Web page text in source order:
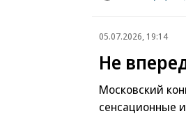
05.07.2026, 19:14
Не
Московский
сенсационные